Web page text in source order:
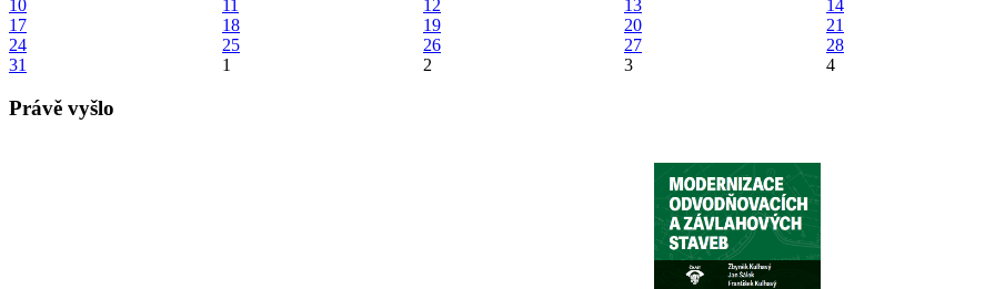
10
11 12 13 14
17
18 19 20 21
24
25 26 27 28
31
1 2 3 4
Právě vyšlo